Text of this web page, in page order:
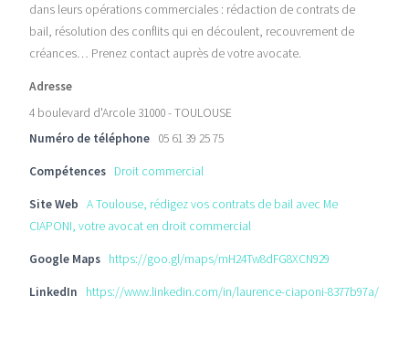
dans leurs opérations commerciales : rédaction de contrats de
bail, résolution des conflits qui en découlent, recouvrement de
créances… Prenez contact auprès de votre avocate.
Adresse
4 boulevard d'Arcole 31000 - TOULOUSE
Numéro de téléphone 05 61 39 25 75
Compétences Droit commercial
Site Web A Toulouse, rédigez vos contrats de bail avec Me
CIAPONI, votre avocat en droit commercial
Google Maps https://goo.gl/maps/mH24Tw8dFG8XCN929
LinkedIn https://www.linkedin.com/in/laurence-ciaponi-8377b97a/